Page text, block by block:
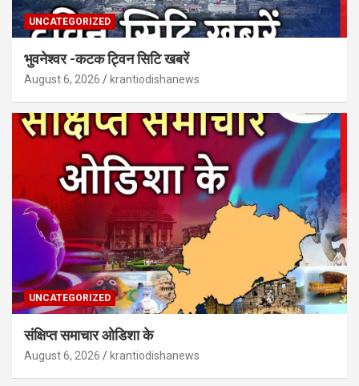
UNCATEGORIZED
भुवनेश्वर -कटक ट्विन सिटि खबरें
August 6, 2026 krantiodishanews
UNCATEGORIZED
संक्षिप्त समाचार ओडिशा के
August 6, 2026 krantiodishanews